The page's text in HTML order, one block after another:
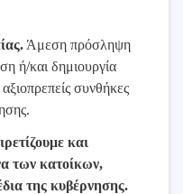
Άμεση πρόσληψη
ή/και δημιουργία
συνθήκες
και
των κατοίκων,
της κυβέρνησης.